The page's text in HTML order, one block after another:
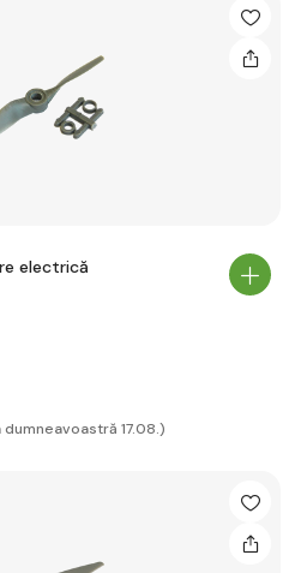
electrică
dumneavoastră 17.08.)